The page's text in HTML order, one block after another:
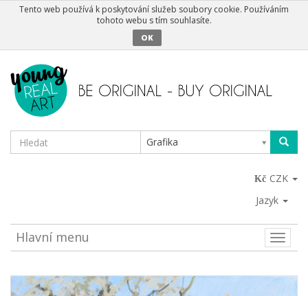
Tento web používá k poskytování služeb soubory cookie. Používáním
tohoto webu s tím souhlasíte.
OK
Grafika
CZK
Jazyk
Toggle
Hlavní menu